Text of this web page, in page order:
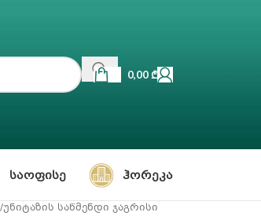
0,00₾
ᲡᲐᲝᲤᲘᲡᲔ ᲰᲝᲠᲔᲙᲐ
უნიტაზის საწმენდი ჯაგრისი